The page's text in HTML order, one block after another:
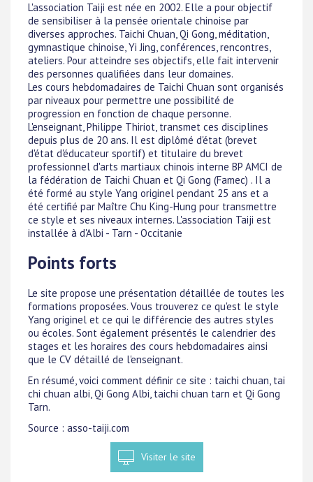
L'association Taiji est née en 2002. Elle a pour objectif
de sensibiliser à la pensée orientale chinoise par
diverses approches. Taichi Chuan, Qi Gong, méditation,
gymnastique chinoise, Yi Jing, conférences, rencontres,
ateliers. Pour atteindre ses objectifs, elle fait intervenir
des personnes qualifiées dans leur domaines.
Les cours hebdomadaires de Taichi Chuan sont organisés
par niveaux pour permettre une possibilité de
progression en fonction de chaque personne.
L'enseignant, Philippe Thiriot, transmet ces disciplines
depuis plus de 20 ans. Il est diplômé d'état (brevet
d'état d'éducateur sportif) et titulaire du brevet
professionnel d'arts martiaux chinois interne BP AMCI de
la fédération de Taichi Chuan et Qi Gong (Famec) . Il a
été formé au style Yang originel pendant 25 ans et a
été certifié par Maître Chu King-Hung pour transmettre
ce style et ses niveaux internes. L'association Taiji est
installée à d'Albi - Tarn - Occitanie
Points forts
Le site propose une présentation détaillée de toutes les
formations proposées. Vous trouverez ce qu'est le style
Yang originel et ce qui le différencie des autres styles
ou écoles. Sont également présentés le calendrier des
stages et les horaires des cours hebdomadaires ainsi
que le CV détaillé de l'enseignant.
En résumé, voici comment définir ce site : taichi chuan, tai
chi chuan albi, Qi Gong Albi, taichi chuan tarn et Qi Gong
Tarn.
Source : asso-taiji.com
Visiter le site